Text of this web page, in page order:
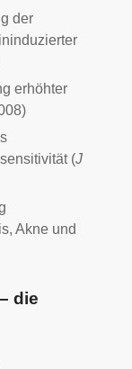
der
erhöhter
(J
Akne und
die